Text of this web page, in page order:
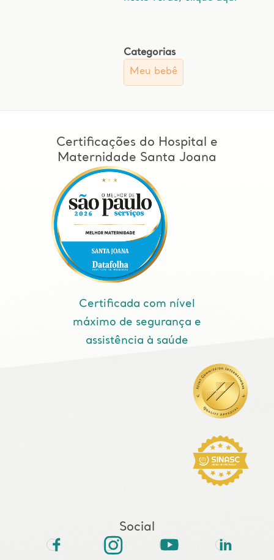
Categorias
Meu bebê
Certificações do Hospital e
Maternidade Santa Joana
Certificada com nível
máximo de segurança e
assistência à saúde
Social